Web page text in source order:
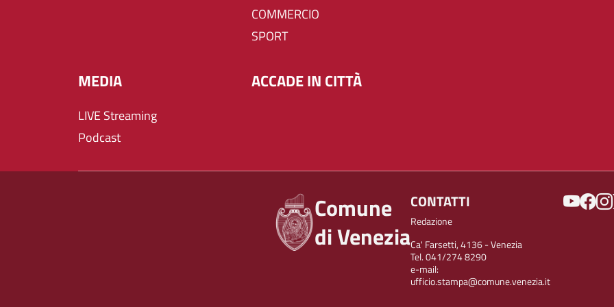
COMMERCIO
SPORT
MEDIA
LIVE Streaming
Podcast
ACCADE IN CITTÀ
Comune
di Venezia
CONTATTI
Redazione
Ca' Farsetti, 4136 - Venezia
Tel. 041/274 8290
e-mail:
ufficio.stampa@comune.venezia.it